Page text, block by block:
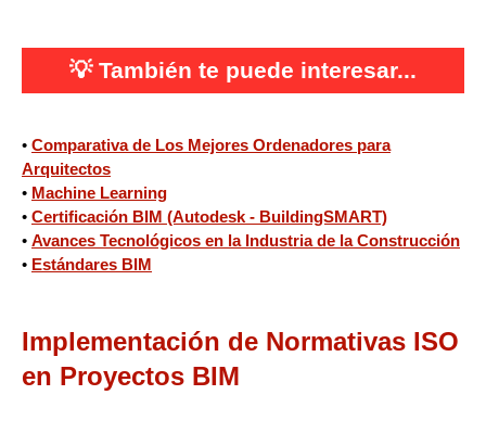
💡 También te puede interesar...
• Comparativa de Los Mejores Ordenadores para
Arquitectos
• Machine Learning
• Certificación BIM (Autodesk - BuildingSMART)
• Avances Tecnológicos en la Industria de la Construcción
• Estándares BIM
Implementación de Normativas ISO
en Proyectos BIM